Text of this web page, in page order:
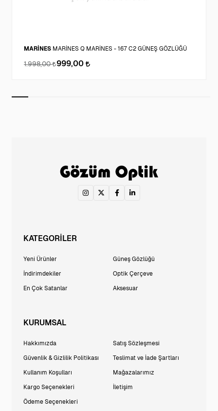
MARİNES MARİNES Q MARİNES - 167 C2 GÜNEŞ GÖZLÜĞÜ
1.998,00 999,00
KATEGORİLER
Yeni Ürünler
İndirimdekiler
En Çok Satanlar
Güneş Gözlüğü
Optik Çerçeve
Aksesuar
KURUMSAL
Hakkımızda
Güvenlik & Gizlilik Politikası
Kullanım Koşulları
Kargo Seçenekleri
Ödeme Seçenekleri
Satış Sözleşmesi
Teslimat ve İade Şartları
Mağazalarımız
İletişim